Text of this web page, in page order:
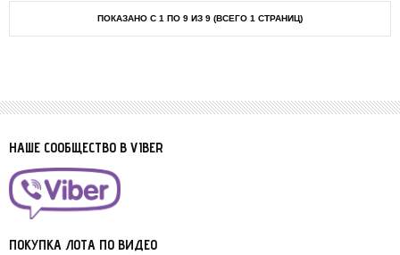
ПОКАЗАНО С 1 ПО 9 ИЗ 9 (ВСЕГО 1 СТРАНИЦ)
НАШЕ СООБЩЕСТВО В VIBER
ПОКУПКА ЛОТА ПО ВИДЕО